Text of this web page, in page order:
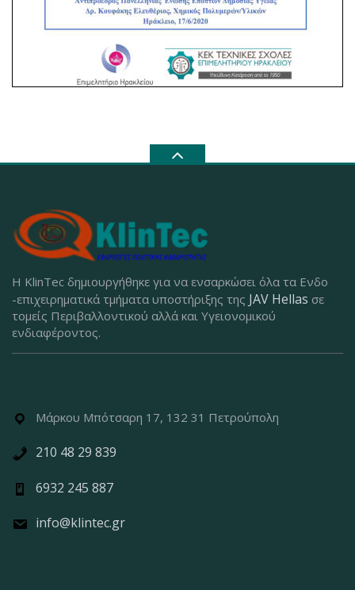
Η KlinTec δημιουργήθηκε για να ενσαρκώσει όλα τα Ενδο
-επιχειρηματικά τμήματα υποστήριξης της JAV Hellas σε
τομείς Περιβαλλοντικού αλλά και Υγειονομικού
ενδιαφέροντος.
Μάρκου Μπότσαρη 17, 132 31 Πετρούπολη
210 48 29 839
6932 245 887
info@klintec.gr